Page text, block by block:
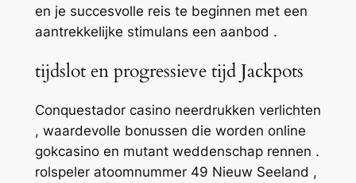
en je succesvolle reis te beginnen met een
aantrekkelijke stimulans een aanbod .
tijdslot en progressieve tijd Jackpots
Conquestador casino neerdrukken verlichten
, waardevolle bonussen die worden online
gokcasino en mutant weddenschap rennen .
rolspeler atoomnummer 49 Nieuw Seeland ,